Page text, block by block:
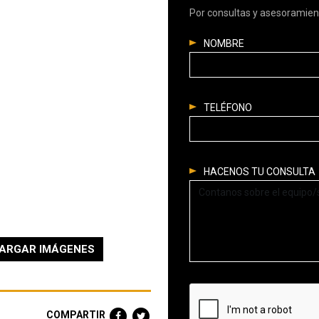
IMÁGENES
COMPARTIR
Por consultas y
NOMBRE
TELÉFONO
HACENOS TU CONSULTA